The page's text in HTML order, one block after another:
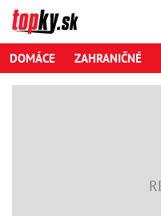
DOMÁCE ZAHRANIČNÉ